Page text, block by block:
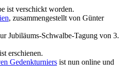
ist verschickt worden.
, zusammengestellt von Günter
Jubiläums-Schwalbe-Tagung von 3.
erschienen.
Gedenkturniersist nun online und